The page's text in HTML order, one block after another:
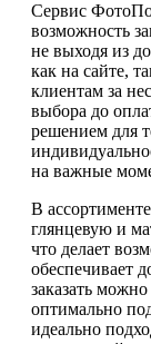
Сервис
возможность
не выходя из
как на сайте,
клиентам за
выбора до
решением для
на важные
В
глянцевую и
что делает
обеспечивает
заказать
оптимально
идеально